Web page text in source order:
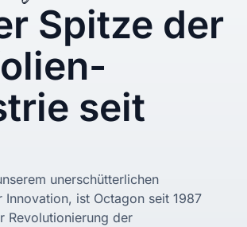
Spitze der
seit
unerschütterlichen
Innovation, ist Octagon seit 1987
Revolutionierung der